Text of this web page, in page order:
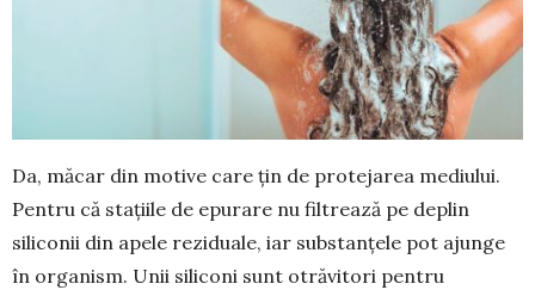
Da, măcar din motive care țin de protejarea mediului.
Pentru că stațiile de epurare nu fil­trează pe deplin
siliconii din apele reziduale, iar substanțele pot ajunge
în organism. Unii sili­coni sunt otrăvitori pentru